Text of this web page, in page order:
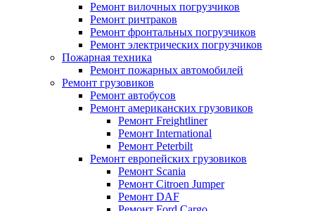
Ремонт вилочных погрузчиков
Ремонт ричтраков
Ремонт фронтальных погрузчиков
Ремонт электрических погрузчиков
Пожарная техника
Ремонт пожарных автомобилей
Ремонт грузовиков
Ремонт автобусов
Ремонт американских грузовиков
Ремонт Freightliner
Ремонт International
Ремонт Peterbilt
Ремонт европейских грузовиков
Ремонт Scania
Ремонт Citroen Jumper
Ремонт DAF